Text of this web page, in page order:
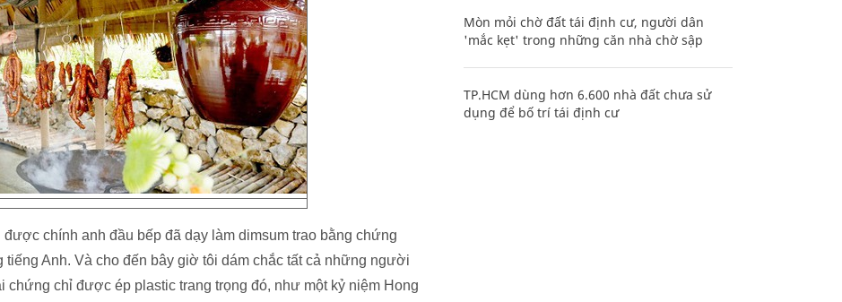
chính anh đầu bếp đã dạy làm dimsum trao bằng chứng
tiếng Anh. Và cho đến bây giờ tôi dám chắc tất cả những người
chứng chỉ được ép plastic trang trọng đó, như một kỷ niệm Hong
Mòn mỏi chờ đất tái định cư, người dân
'mắc kẹt' trong những căn nhà chờ sập
TP.HCM dùng hơn 6.600 nhà đất chưa sử
dụng để bố trí tái định cư